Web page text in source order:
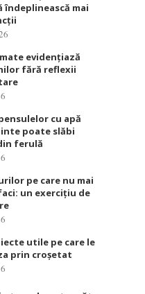
îndeplinească mai
evidențiază
fără reflexii
cu apă
poate slăbi
ferulă
pe care nu mai
un exercițiu de
utile pe care le
prin croșetat